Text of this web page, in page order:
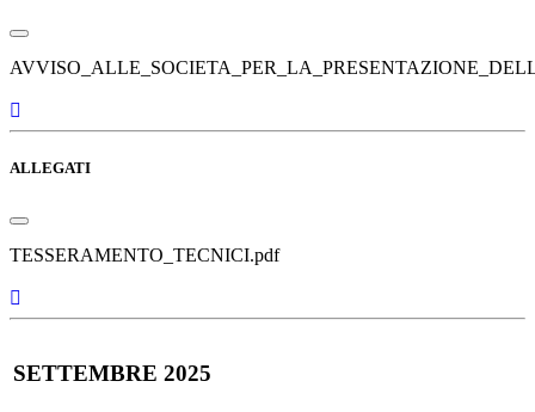
ALLEGATI
TESSERAMENTO_TECNICI.pdf
SETTEMBRE 2025